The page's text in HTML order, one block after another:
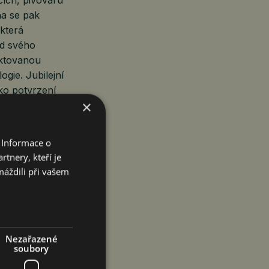
se pak
svého
Jubilejní
potvrzení
tombola
má sládek
Pivovar
hlavních
od zrodu
×
o
kteří je
při vašem
Nezařazené
soubory